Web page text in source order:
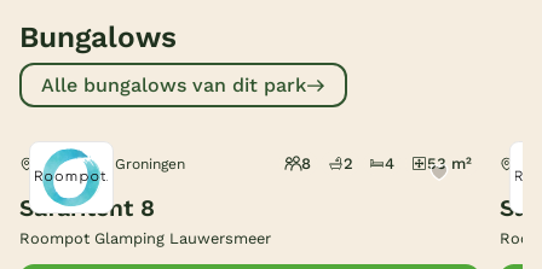
Blog
Onze e-boeken
Bungalows
Alle bungalows van dit park
Vierhuizen, Groningen 8 2 4 53 m²
Safaritent 8
Roompot Glamping Lauwersmeer